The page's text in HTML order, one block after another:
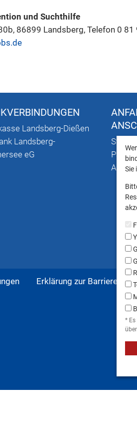
und Suchthilfe
86899 Landsberg, Telefon 0
Landsberg-Dießen
Landsberg-
eG
Erklärung zur
Sie
*